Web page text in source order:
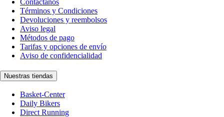
Términos y Condiciones
Devoluciones y reembolsos
Aviso legal
Métodos de pago
Tarifas y opciones de envío
Aviso de confidencialidad
Nuestras tiendas
Basket-Center
Daily Bikers
Direct Running